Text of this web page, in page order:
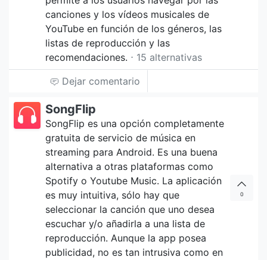
canciones y los vídeos musicales de
YouTube en función de los géneros, las
listas de reproducción y las
recomendaciones. ⋅ 15 alternativas
Dejar comentario
SongFlip
SongFlip es una opción completamente
gratuita de servicio de música en
streaming para Android. Es una buena
alternativa a otras plataformas como
Spotify o Youtube Music. La aplicación
es muy intuitiva, sólo hay que
seleccionar la canción que uno desea
escuchar y/o añadirla a una lista de
reproducción. Aunque la app posea
publicidad, no es tan intrusiva como en
0